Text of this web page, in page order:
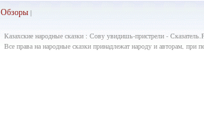
Обзоры|
Казахские народные сказки : Сову увидишь-пристрели -
Все права на народные сказки принадлежат народу и авторам, при